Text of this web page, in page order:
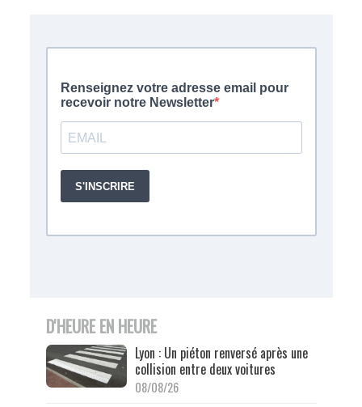
D'HEURE EN HEURE
Lyon : Un piéton renversé après une
collision entre deux voitures
08/08/26